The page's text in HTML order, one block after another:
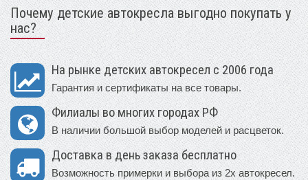
Почему детские автокресла выгодно покупать у
нас?
На рынке детских автокресел с 2006 года
Гарантия и сертификаты на все товары.
Филиалы во многих городах РФ
В наличии большой выбор моделей и расцветок.
Доставка в день заказа бесплатно
Возможность примерки и выбора из 2х автокресел.